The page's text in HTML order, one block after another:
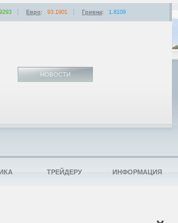
НОВОСТИ
Евро: 93.1901 Гривна: 1.8109
ТРЕЙДЕРУ ИНФОРМАЦИЯ